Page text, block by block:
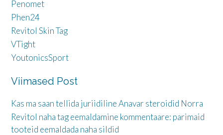
Penomet
Phen24
Revitol Skin Tag
VTight
YoutonicsSport
Viimased Post
Kas ma saan tellida juriidiline Anavar steroidid Norra
Revitol naha tag eemaldamine kommentaare: parimaid
tooteid eemaldada naha sildid